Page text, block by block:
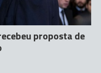
proposta de